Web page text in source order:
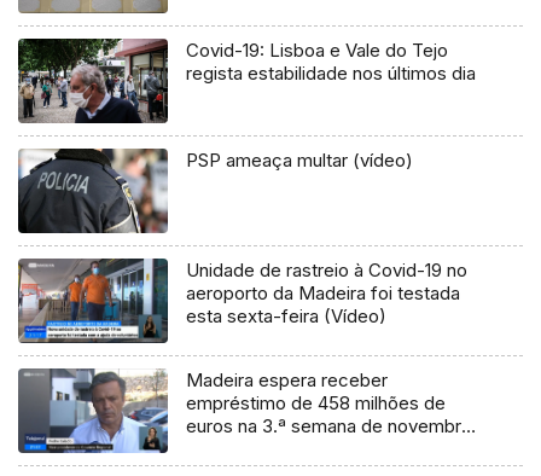
Covid-19: Lisboa e Vale do Tejo
regista estabilidade nos últimos dia
PSP ameaça multar (vídeo)
Unidade de rastreio à Covid-19 no
aeroporto da Madeira foi testada
esta sexta-feira (Vídeo)
Madeira espera receber
empréstimo de 458 milhões de
euros na 3.ª semana de novembro